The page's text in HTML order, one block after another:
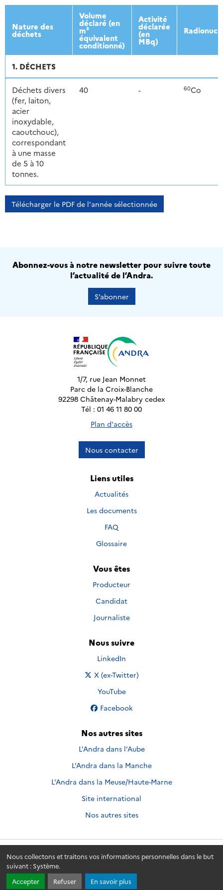
Nous collectons et traitons vos informations personnelles dans le but
suivant : Système.
Accepter
Refuser En savoir plus
2013 2014 2015 2016
Nature des
déchets
Volume
déclaré (en
m³
équivalent
conditionné)
Activité
déclarée
(en
MBq)
1. DÉCHETS
Déchets divers
(fer, laiton,
acier
inoxydable,
caoutchouc),
correspondant
à une masse
de 5 à 10
tonnes.
40 - 60Co
Télécharger le PDF de l'année sélectionnée
Abonnez-vous à notre newsletter pour suivre toute
l’actualité de l’Andra.
S’abonner
1/7, rue Jean Monnet
Parc de la Croix-Blanche
92298 Châtenay-Malabry cedex
Tél : 01 46 11 80 00
Plan d'accès
Nous contacter
Liens utiles
Actualités
Les documents
FAQ
Glossaire
Vous êtes
Producteur
Candidat
Journaliste
Nous suivre
Nous suivre sur
LinkedIn
Nous suivre sur
X (ex-Twitter)
Nous suivre sur
YouTube
Nous suivre sur
Facebook
Nos autres sites
L'Andra dans l'Aube
L'Andra dans la Manche
L'Andra dans la Meuse/Haute-Marne
Site international
Nos autres sites
Andra.fr © 2026 - Andra. Tous droits réservés.